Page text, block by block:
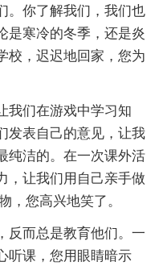
。你了解我们，我们也
是寒冷的冬季，还是炎
校，迟迟地回家，您为
我们在游戏中学习知
发表自己的意见，让我
纯洁的。在一次课外活
，让我们用自己亲手做
，您高兴地笑了。
反而总是教育他们。一
听课，您用眼睛暗示